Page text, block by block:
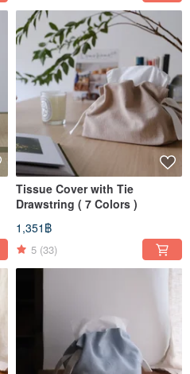
Tissue Cover with Tie
Drawstring ( 7 Colors )
1,351฿
5 (33)